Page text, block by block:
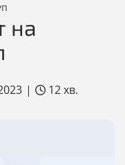
на
| 12 хв.